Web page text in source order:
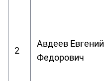
2
Авдеев Евгений
Федорович